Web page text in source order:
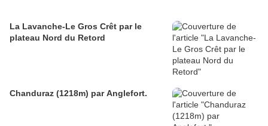
La Lavanche-Le Gros Crêt par le
plateau Nord du Retord
Chanduraz (1218m) par Anglefort.